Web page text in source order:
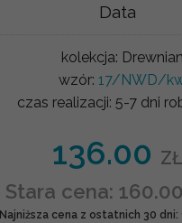
Data
kolekcja:
wzór: 17/NWD/
czas realizacji: 5-7 dni
136.00 ZŁ
Stara cena:
Najniższa cena z ostatnich 30 dni: